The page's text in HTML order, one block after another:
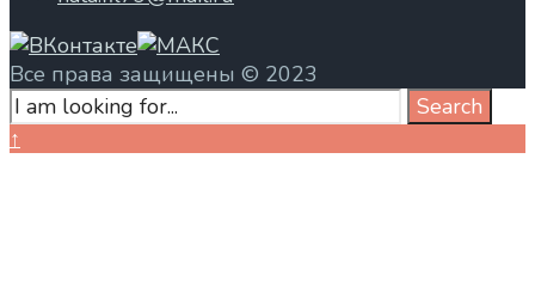
Все права защищены © 2023
Search
for:
Search
Close
↑